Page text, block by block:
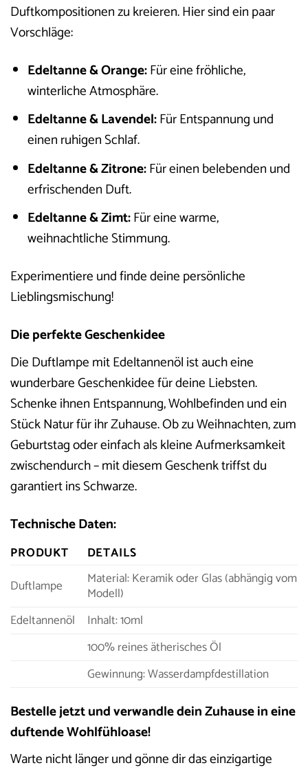
Duftkompositionen zu kreieren. Hier sind ein paar
Vorschläge:
Edeltanne & Orange:Für eine fröhliche,
winterliche Atmosphäre.
Edeltanne & Lavendel:Für Entspannung und
einen ruhigen Schlaf.
Edeltanne & Zitrone:Für einen belebenden und
erfrischenden Duft.
Edeltanne & Zimt:Für eine warme,
weihnachtliche Stimmung.
Experimentiere und finde deine persönliche
Lieblingsmischung!
Die perfekte Geschenkidee
Die Duftlampe mit Edeltannenöl ist auch eine
wunderbare Geschenkidee für deine Liebsten.
Schenke ihnen Entspannung, Wohlbefinden und ein
Stück Natur für ihr Zuhause. Ob zu Weihnachten, zum
Geburtstag oder einfach als kleine Aufmerksamkeit
zwischendurch – mit diesem Geschenk triffst du
garantiert ins Schwarze.
Technische Daten:
PRODUKT
DETAILS
Duftlampe
Material: Keramik oder Glas (abhängig vom
Modell)
Edeltannenöl
Inhalt: 10ml
100% reines ätherisches Öl
Gewinnung: Wasserdampfdestillation
Bestelle jetzt und verwandle dein Zuhause in eine
duftende Wohlfühloase!
Warte nicht länger und gönne dir das einzigartige